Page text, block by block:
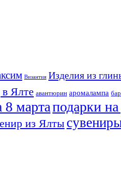
Византия Изделия из
Ялте авантюрин аромалампа
8 мартаподарки
из Ялты